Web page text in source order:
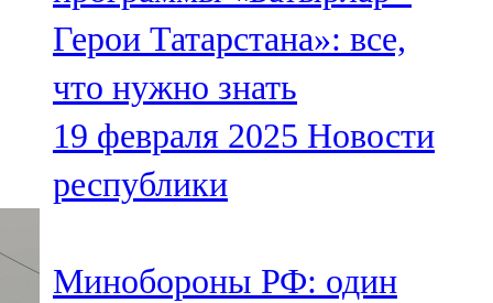
Герои Татарстана»: все,
что нужно знать
19 февраля 2025 Новости
республики
Минобороны РФ: один